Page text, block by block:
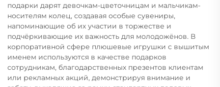
подарки дарят девочкам-цветочницам и мальчикам-
носителям колец, создавая особые сувениры,
напоминающие об их участии в торжестве и
подчёркивающие их важность для молодожёнов. В
корпоративной сфере плюшевые игрушки с вышитым
именем используются в качестве подарков
сотрудникам, благодарственных презентов клиентам
или рекламных акций, демонстрируя внимание и